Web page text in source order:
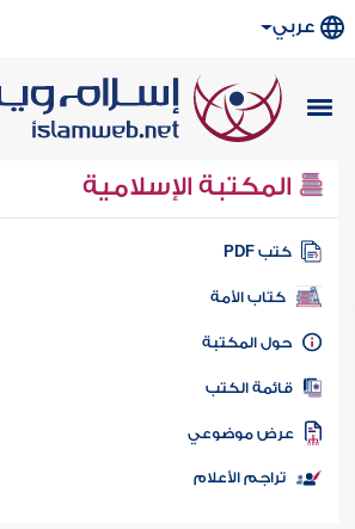
عربي
المكتبة الإسلامية
كتب PDF
كتاب الأمة
المكتبة
الكتب
موضوعي